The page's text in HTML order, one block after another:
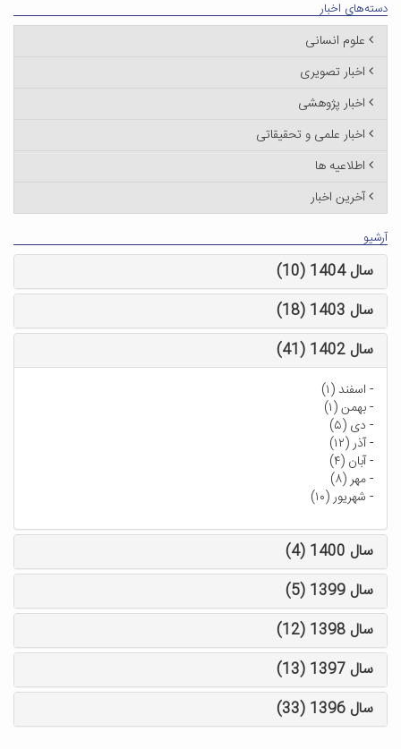
دسته‌های اخبار
علوم انسانی
اخبار تصویری
اخبار پژوهشی
اخبار علمی و تحقیقاتی
اطلاعیه ها
آخرین اخبار
آرشیو
سال 1404 (10)
سال 1403 (18)
سال 1402 (41)
- اسفند (۱)
-بهمن (۱)
- دی (۵)
-آذر (۱۲)
-آبان (۴)
-مهر (۸)
- شهریور (۱۰)
سال 1400 (4)
سال 1399 (5)
سال 1398 (12)
سال 1397 (13)
سال 1396 (33)